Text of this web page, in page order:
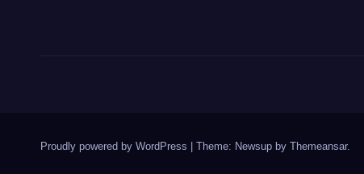
Proudly powered by WordPress Theme: Newsup by Themeansar.